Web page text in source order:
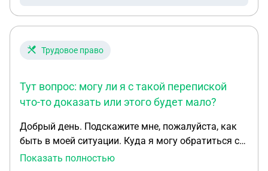
пока не пришли документы о переводе.
Трудовое право
Тут вопрос: могу ли я с такой перепиской
что-то доказать или этого будет мало?
Добрый день. Подскажите мне, пожалуйста, как
быть в моей ситуации. Куда я могу обратиться с
данной проблемой: в прокуратуру или в трудовую
Показать полностью